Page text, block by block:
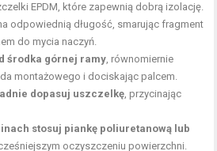
EPDM, które zapewnią dobrą izolację.
odpowiednią długość, smarując fragment
do mycia naczyń.
środka górnej ramy, równomiernie
montażowego i dociskając palcem.
dopasuj uszczelkę, przycinając
stosuj piankę poliuretanową lub
oczyszczeniu powierzchni.